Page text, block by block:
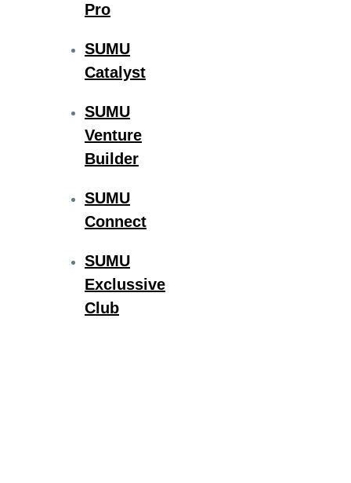
Pro
SUMU
Catalyst
SUMU
Venture
Builder
SUMU
Connect
SUMU
Exclussive
Club